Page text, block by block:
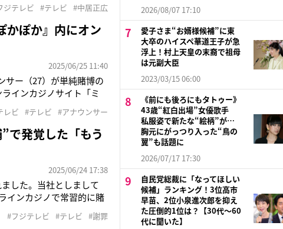
できたからだといいま
ジテレビ #テレビ #中居正広
かぽか』内にオン
2025/06/25 11:40
サー（27）が単純賭博の
インカジノサイト「ミ
本アナウンサーも出演
レビ #テレビ #アナウンサー
で発覚した「もう
2025/06/24 17:38
した。当社としまして
インカジノで常習的に賭
画担当部長で、『ぽかぽ
#フジテレビ #テレビ #謝罪
2026/08/07 17:10
愛子さま“お婿様候補”に東
大卒のハイスペ華道王子が急
浮上！村上天皇の末裔で祖母
は元副大臣
2023/03/15 06:00
《前にも後ろにもタトゥー》
43歳“紅白出場”女優歌手
私服姿で新たな“絵柄”が…
胸元にがっつり入った“鳥の
翼”も話題に
2026/07/17 17:30
自民党総裁に「なってほしい
候補」ランキング！3位高市
早苗、2位小泉進次郎を抑え
た圧倒的1位は？【30代〜60
代に聞いた】